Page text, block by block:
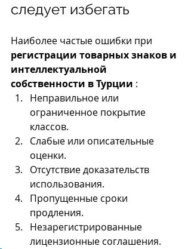
следует избегать
Наиболее частые ошибки при
регистрации товарных знаков и
интеллектуальной
собственности в Турции :
Неправильное или
ограниченное покрытие
классов.
Слабые или описательные
оценки.
Отсутствие доказательств
использования.
Пропущенные сроки
продления.
Незарегистрированные
лицензионные соглашения.